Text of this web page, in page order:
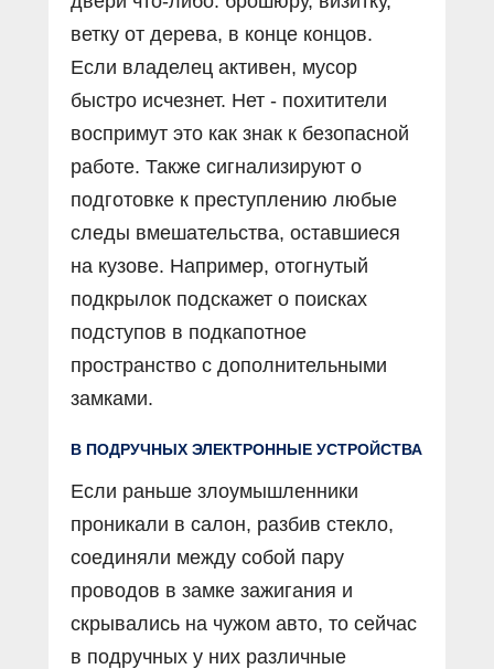
ветку от дерева, в конце концов.
Если владелец активен, мусор
быстро исчезнет. Нет - похитители
воспримут это как знак к безопасной
работе. Также сигнализируют о
подготовке к преступлению любые
следы вмешательства, оставшиеся
на кузове. Например, отогнутый
подкрылок подскажет о поисках
подступов в подкапотное
пространство с дополнительными
замками.
В ПОДРУЧНЫХ ЭЛЕКТРОННЫЕ УСТРОЙСТВА
Если раньше злоумышленники
проникали в салон, разбив стекло,
соединяли между собой пару
проводов в замке зажигания и
скрывались на чужом авто, то сейчас
в подручных у них различные